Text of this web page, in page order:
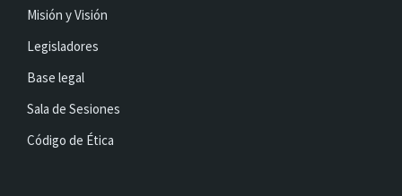
Misión y Visión
Legisladores
Base legal
Sala de Sesiones
Código de Ética